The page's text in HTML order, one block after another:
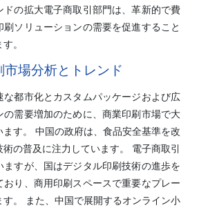
ドの拡大電子商取引部門は、革新的で費
刷ソリューションの需要を促進すること
。
場分析とトレンド
な都市化とカスタムパッケージおよび広
の需要増加のために、商業印刷市場で大
ます。 中国の政府は、食品安全基準を改
の普及に注力しています。 電子商取引
ますが、国はデジタル印刷技術の進歩を
おり、商用印刷スペースで重要なプレー
す。 また、中国で展開するオンライン小